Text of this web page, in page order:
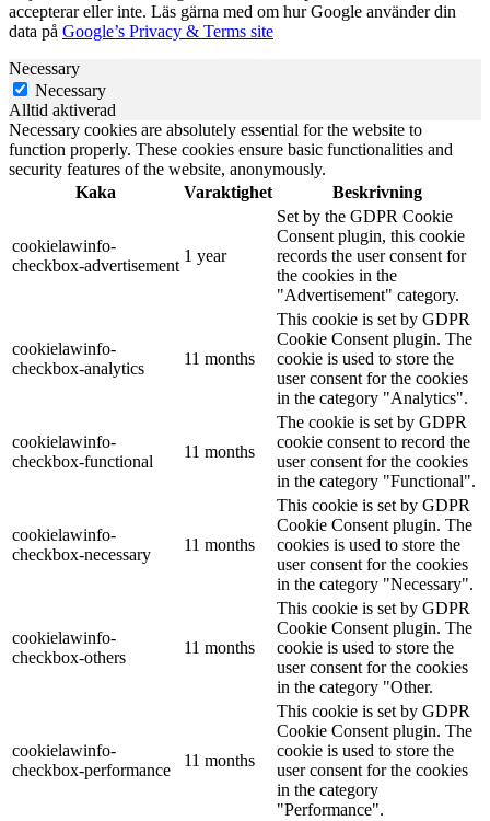
accepterar eller inte. Läs gärna med om hur Google använder din
data på Google’s Privacy & Terms site
Necessary
Necessary
Alltid aktiverad
Necessary cookies are absolutely essential for the website to
function properly. These cookies ensure basic functionalities and
security features of the website, anonymously.
Kaka
Varaktighet Beskrivning
cookielawinfo-
checkbox-advertisement
1 year
Set by the GDPR Cookie
Consent plugin, this cookie
records the user consent for
the cookies in the
"Advertisement" category.
cookielawinfo-
checkbox-analytics
11 months
This cookie is set by GDPR
Cookie Consent plugin. The
cookie is used to store the
user consent for the cookies
in the category "Analytics".
cookielawinfo-
checkbox-functional
11 months
The cookie is set by GDPR
cookie consent to record the
user consent for the cookies
in the category "Functional".
cookielawinfo-
checkbox-necessary
11 months
This cookie is set by GDPR
Cookie Consent plugin. The
cookies is used to store the
user consent for the cookies
in the category "Necessary".
cookielawinfo-
checkbox-others
11 months
This cookie is set by GDPR
Cookie Consent plugin. The
cookie is used to store the
user consent for the cookies
in the category "Other.
cookielawinfo-
checkbox-performance
11 months
This cookie is set by GDPR
Cookie Consent plugin. The
cookie is used to store the
user consent for the cookies
in the category
"Performance".